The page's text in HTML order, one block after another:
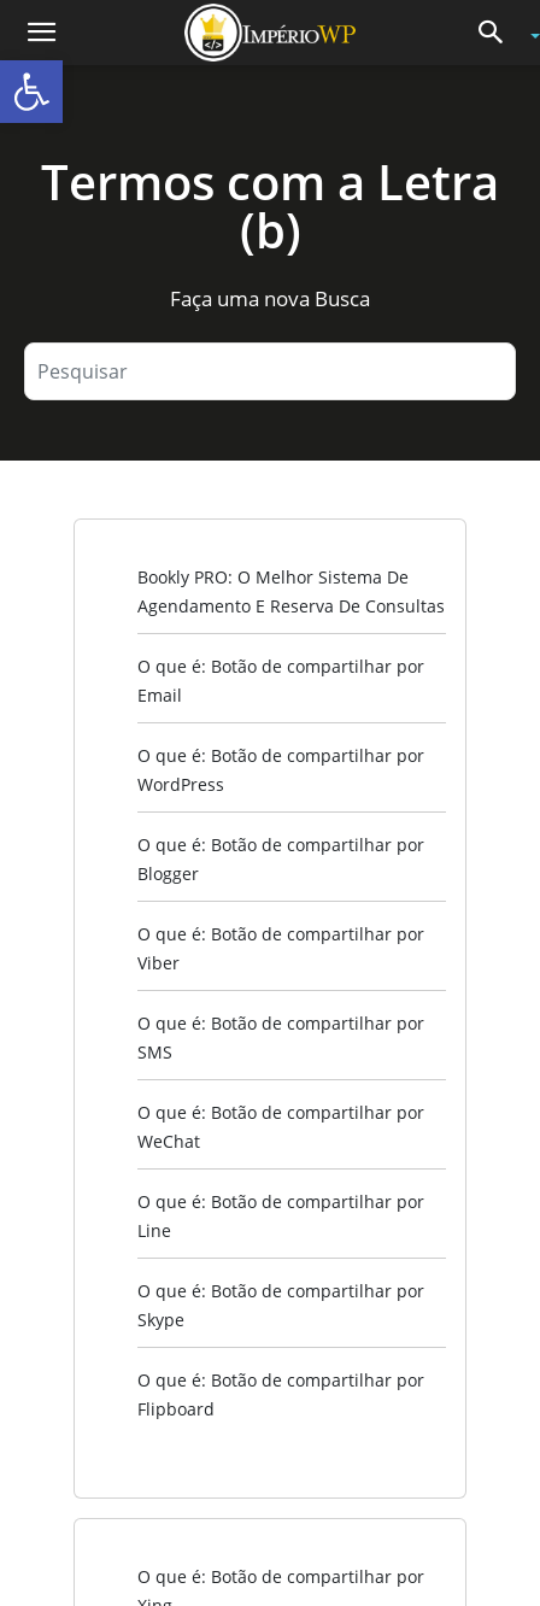
Termos com a Letra
(b)
Faça uma nova Busca
Bookly PRO: O Melhor Sistema De
Agendamento E Reserva De Consultas
O que é: Botão de compartilhar por
Email
O que é: Botão de compartilhar por
WordPress
O que é: Botão de compartilhar por
Blogger
O que é: Botão de compartilhar por
Viber
O que é: Botão de compartilhar por
SMS
O que é: Botão de compartilhar por
WeChat
O que é: Botão de compartilhar por
Line
O que é: Botão de compartilhar por
Skype
O que é: Botão de compartilhar por
Flipboard
O que é: Botão de compartilhar por
Abrir a barra de ferramentas